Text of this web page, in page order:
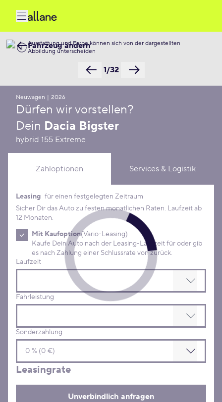
Ausstattung und Farbe können sich von der dargestellten
Abbildung unterscheiden
1/32
Fahrzeug ändern
Neuwagen | 2026
Dürfen wir vorstellen?
Dein Dacia Bigster
hybrid 155 Extreme
Zahloptionen Services & Logistik
Leasing Konditionen
Leasing für einen festgelegten Zeitraum
Sicher Dir das Auto zu festen monatlichen Raten. Laufzeit ab
12 Monaten.
Mit Kaufoption(Vario-Leasing)
Kaufe Dein Auto nach der Leasing-Laufzeit für oder gib
es nach Zahlung einer Schlussrate von zurück.
Laufzeit
Fahrleistung
Sonderzahlung
Leasingrate
Unverbindlich anfragen